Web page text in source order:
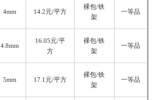
4mm 14.2元/平方
裸包/铁
架
一等品
4.8mm
16.05元/平
方
裸包/铁
架
一等品
5mm 17.1元/平方
裸包/铁
架
一等品